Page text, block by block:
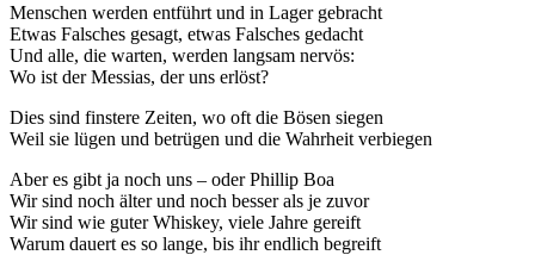
Menschen werden entführt und in Lager gebracht
Etwas Falsches gesagt, etwas Falsches gedacht
Und alle, die warten, werden langsam nervös:
Wo ist der Messias, der uns erlöst?
Dies sind finstere Zeiten, wo oft die Bösen siegen
Weil sie lügen und betrügen und die Wahrheit verbiegen
Aber es gibt ja noch uns – oder Phillip Boa
Wir sind noch älter und noch besser als je zuvor
Wir sind wie guter Whiskey, viele Jahre gereift
Warum dauert es so lange, bis ihr endlich begreift